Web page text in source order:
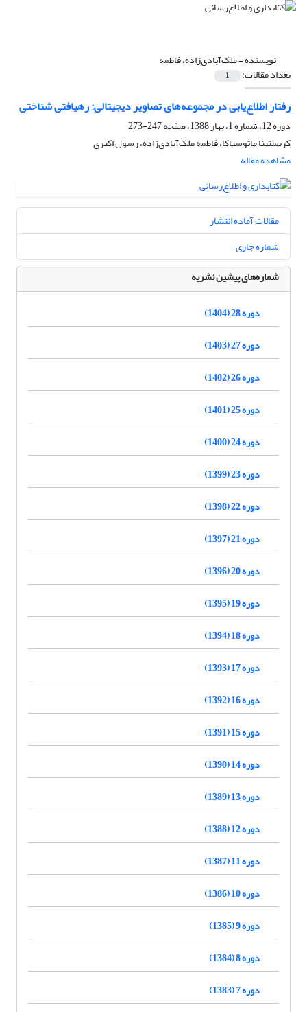
نویسنده =ملک‌آبادی‌زاده، فاطمه
تعداد مقالات: 1
رفتار اطلاع‌‌یابی در مجموعه‌‌های تصاویر دیجیتالی: رهیافتی شناختی
دوره 12، شماره 1، بهار 1388، صفحه
247-273
کریستینا ماتوسیاکا، فاطمه ملک‌آبادی‌زاده، رسول اکبری
مشاهده مقاله
مقالات آماده انتشار
شماره جاری
شماره‌های پیشین نشریه
دوره 28 (1404)
دوره 27 (1403)
دوره 26 (1402)
دوره 25 (1401)
دوره 24 (1400)
دوره 23 (1399)
دوره 22 (1398)
دوره 21 (1397)
دوره 20 (1396)
دوره 19 (1395)
دوره 18 (1394)
دوره 17 (1393)
دوره 16 (1392)
دوره 15 (1391)
دوره 14 (1390)
دوره 13 (1389)
دوره 12 (1388)
دوره 11 (1387)
دوره 10 (1386)
دوره 9 (1385)
دوره 8 (1384)
دوره 7 (1383)